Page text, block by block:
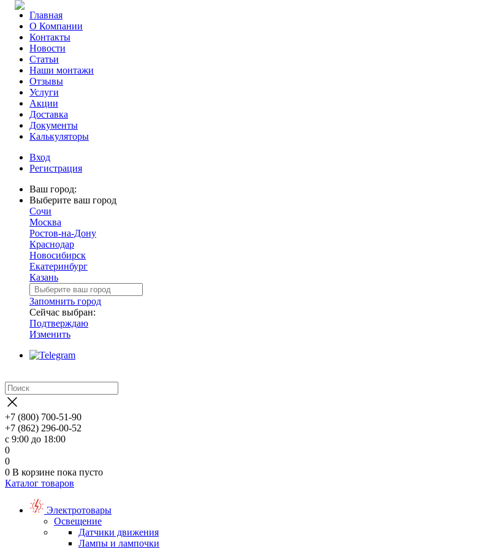
Главная
О Компании
Контакты
Новости
Статьи
Наши монтажи
Отзывы
Услуги
Акции
Доставка
Документы
Калькуляторы
Вход
Регистрация
Ваш город:
Выберите ваш город
Сочи
Москва
Ростов-на-Дону
Краснодар
Новосибирск
Екатеринбург
Казань
Запомнить город
Сейчас выбран:
Подтверждаю
Изменить
+7 (800) 700-51-90
+7 (862) 296-00-52
с 9:00 до 18:00
0
0
0 В корзине пока пусто
Каталог товаров
Электротовары
Освещение
Датчики движения
Лампы и лампочки